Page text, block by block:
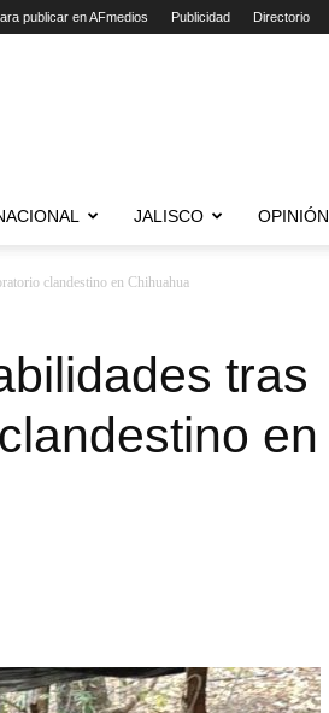
publicar en AFmedios Publicidad Directorio
JALISCO OPINIÓN
clandestino en Chihuahua
tras
en